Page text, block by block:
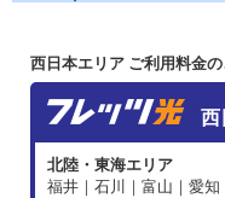
西日本エリア ご利用料金
西
北陸・東海エリア
福井｜石川｜富山｜愛知